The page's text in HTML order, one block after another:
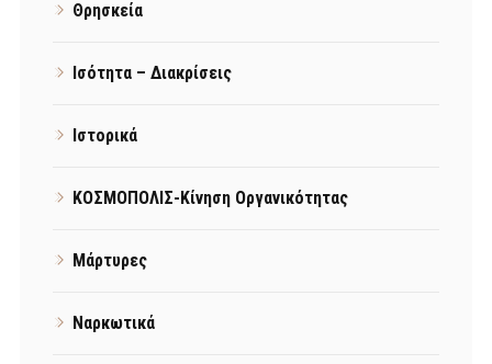
Θρησκεία
Ισότητα – Διακρίσεις
Ιστορικά
ΚΟΣΜΟΠΟΛΙΣ-Κίνηση Οργανικότητας
Μάρτυρες
Ναρκωτικά